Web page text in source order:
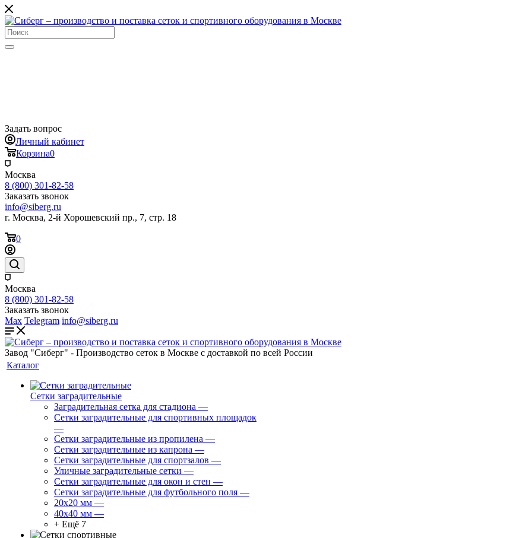
Задать вопрос
Личный кабинет
Корзина0
Москва
8 (800) 301-82-58
Заказать звонок
info@siberg.ru
г. Москва, 2-й Хорошевский пр., 7, стр. 18
0
Москва
8 (800) 301-82-58
Заказать звонок
Max Telegram info@siberg.ru
Завод "Сиберг" - Производство сеток в Москве с доставкой по всей России
Каталог
Сетки заградительные
Заградительная сетка для стадиона —
Сетки заградительные для спортивных площадок
—
Сетки заградительные из пропилена —
Сетки заградительные из капрона —
Сетки заградительные для спортзалов —
Уличные заградительные сетки —
Сетки заградительные для окон и стен —
Сетки заградительные для футбольного поля —
20х20 мм —
40х40 мм —
+ Ещё 7